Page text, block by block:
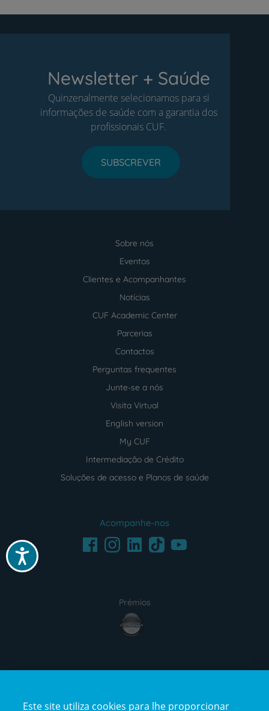
Acessibilidade
Newsletter + Saúde
Quinzenalmente selecionamos para si
informações de saúde com a garantia dos
profissionais CUF.
SUBSCREVER
Sobre nós
Eventos
Clientes e Acompanhantes
Notícias
CUF Academic Center
Parcerias
Contactos
Perguntas frequentes
Junte-se a nós
Visita Virtual
English version
My CUF
Intermediação de Crédito
Soluções de acesso e Planos de saúde
Acompanhe-nos
FacebookInstagramLinkedInTikTokYoutube
Prémios
award4
certification2certification3
Este site utiliza cookies para lhe proporcionar